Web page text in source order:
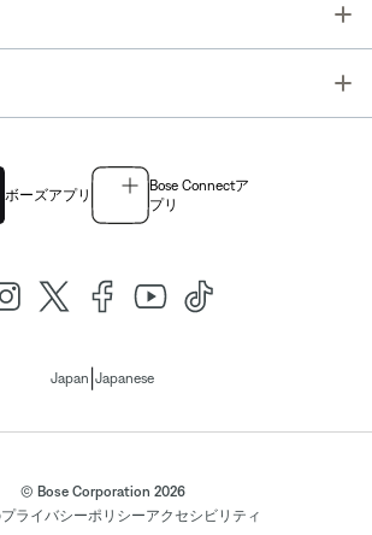
ボーズアプリ
Bose Connectア
プリ
Japan Japanese
© Bose Corporation 2026
プライバシーポリシーアクセシビリティ